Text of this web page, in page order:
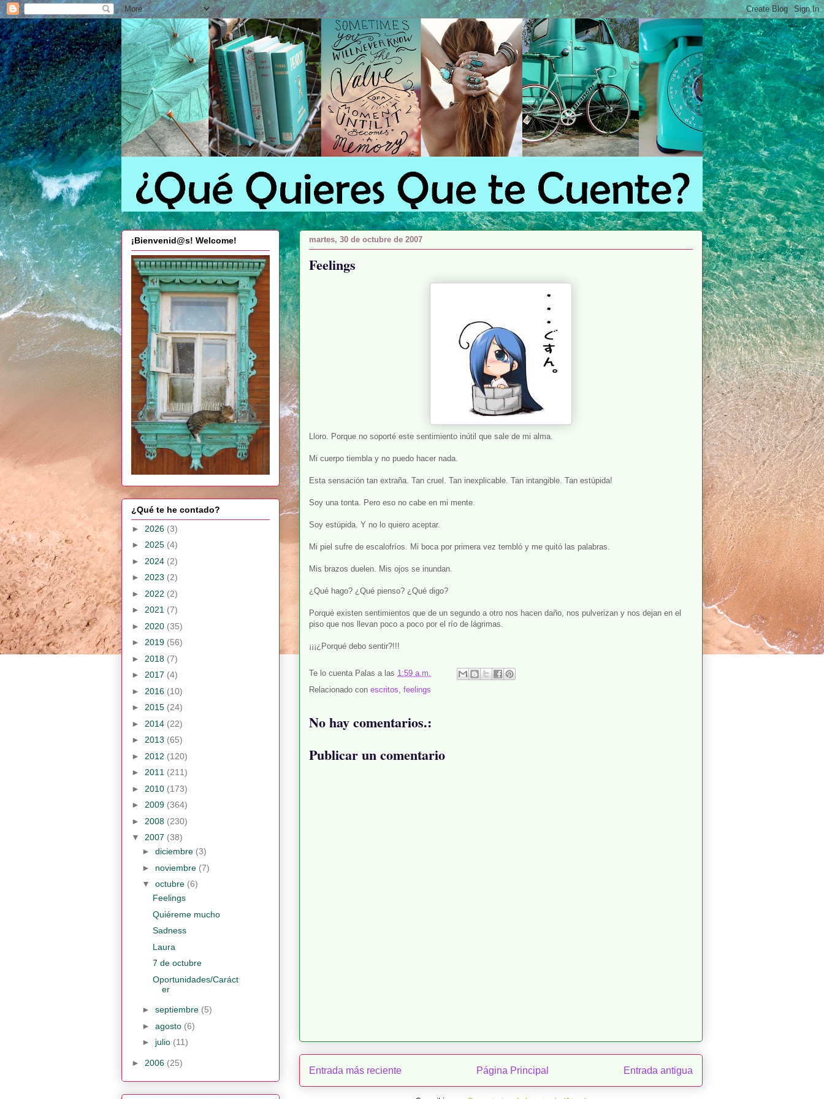
martes, 30 de octubre de 2007
Feelings
Lloro. Porque no soporté este sentimiento inútil que sale de mi alma.
Mi cuerpo tiembla y no puedo hacer nada.
Esta sensación tan extraña. Tan cruel. Tan inexplicable. Tan intangible. Tan estúpida!
Soy una tonta. Pero eso no cabe en mi mente.
Soy estúpida. Y no lo quiero aceptar.
Mi piel sufre de escalofríos. Mi boca por primera vez tembló y me quitó las palabras.
Mis brazos duelen. Mis ojos se inundan.
¿Qué hago? ¿Qué pienso? ¿Qué digo?
Porqué existen sentimientos que de un segundo a otro nos hacen daño, nos pulverizan y nos dejan en el
piso que nos llevan poco a poco por el río de lágrimas.
¡¡¡¿Porqué debo sentir?!!!
Te lo cuenta Palas a las 1:59 a.m.
Relacionado con escritos, feelings
No hay comentarios.:
Publicar un comentario
Entrada más reciente Entrada antigua
Página Principal
¡Bienvenid@s! Welcome!
¿Qué te he contado?
► 2026 (3)
► 2025 (4)
► 2024 (2)
► 2023 (2)
► 2022 (2)
► 2021 (7)
► 2020 (35)
► 2019 (56)
► 2018 (7)
► 2017 (4)
► 2016 (10)
► 2015 (24)
► 2014 (22)
► 2013 (65)
► 2012 (120)
► 2011 (211)
► 2010 (173)
► 2009 (364)
► 2008 (230)
▼ 2007 (38)
► diciembre (3)
► noviembre (7)
▼ octubre (6)
Feelings
Quiéreme mucho
Sadness
Laura
7 de octubre
Oportunidades/Caráct
er
► septiembre (5)
► agosto (6)
► julio (11)
► 2006 (25)